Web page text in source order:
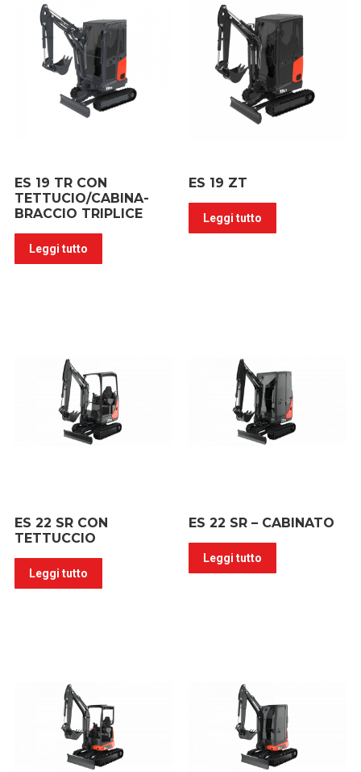
ES 19 TR CON
TETTUCIO/CABINA-
BRACCIO TRIPLICE
Leggi tutto
ES 19 ZT
Leggi tutto
ES 22 SR CON
TETTUCCIO
Leggi tutto
ES 22 SR – CABINATO
Leggi tutto